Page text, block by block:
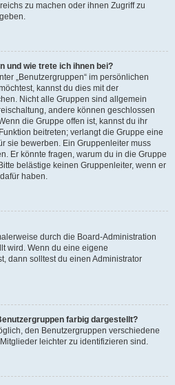
zu machen oder ihnen Zugriff zu
und wie trete ich ihnen bei?
„Benutzergruppen“ im persönlichen
kannst du dies mit der
Nicht alle Gruppen sind allgemein
andere können geschlossen
die Gruppe offen ist, kannst du ihr
beitreten; verlangt die Gruppe eine
sie bewerben. Ein Gruppenleiter muss
Er könnte fragen, warum du in die Gruppe
belästige keinen Gruppenleiter, wenn er
haben.
durch die Board-Administration
wird. Wenn du eine eigene
dann solltest du einen Administrator
farbig dargestellt?
den Benutzergruppen verschiedene
leichter zu identifizieren sind.